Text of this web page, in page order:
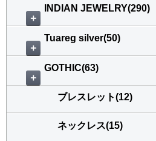
＋
INDIAN JEWELRY(290)
＋
Tuareg silver(50)
＋
GOTHIC(63)
ブレスレット(12)
ネックレス(15)